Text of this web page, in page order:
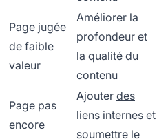
Page jugée
de faible
valeur
Améliorer la
profondeur et
la qualité du
contenu
Page pas
encore
Ajouter des
liens internes et
soumettre le